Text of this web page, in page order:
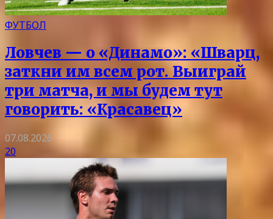
ФУТБОЛ
Ловчев — о «Динамо»: «Шварц,
заткни им всем рот. Выиграй
три матча, и мы будем тут
говорить: «Красавец»
07.08.2026
20